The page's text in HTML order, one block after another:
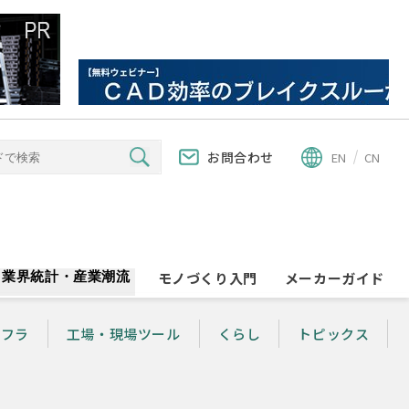
お問合わせ EN CN
業界統計・産業潮流 モノづくり入門 メーカーガイド
ラ 工場・現場ツール くらし トピックス